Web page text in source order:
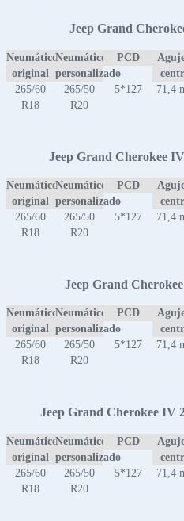
Jeep Grand
Neumático
original
Neumático
personalizado
PCD
265/60
R18
265/50
R20
5*127 71,4
Jeep Grand Cherokee
Neumático
original
Neumático
personalizado
PCD
265/60
R18
265/50
R20
5*127 71,4
Jeep Grand
Neumático
original
Neumático
personalizado
PCD
265/60
R18
265/50
R20
5*127 71,4
Jeep Grand Cherokee IV
Neumático
original
Neumático
personalizado
PCD
265/60
R18
265/50
R20
5*127 71,4